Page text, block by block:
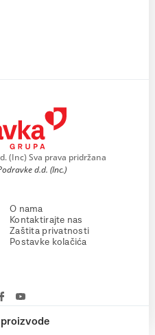
(Inc) Sva prava pridržana
d.d. (Inc.)
O nama
Kontaktirajte nas
Zaštita privatnosti
Postavke kolačića